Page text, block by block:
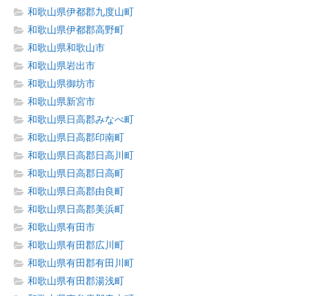
和歌山県伊都郡九度山町
和歌山県伊都郡高野町
和歌山県和歌山市
和歌山県岩出市
和歌山県御坊市
和歌山県新宮市
和歌山県日高郡みなべ町
和歌山県日高郡印南町
和歌山県日高郡日高川町
和歌山県日高郡日高町
和歌山県日高郡由良町
和歌山県日高郡美浜町
和歌山県有田市
和歌山県有田郡広川町
和歌山県有田郡有田川町
和歌山県有田郡湯浅町